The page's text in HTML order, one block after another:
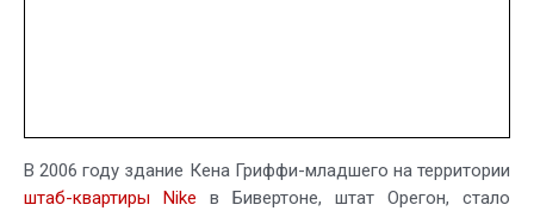
В 2006 году здание Кена Гриффи-младшего на территории
штаб-квартиры Nike в Бивертоне, штат Орегон, стало